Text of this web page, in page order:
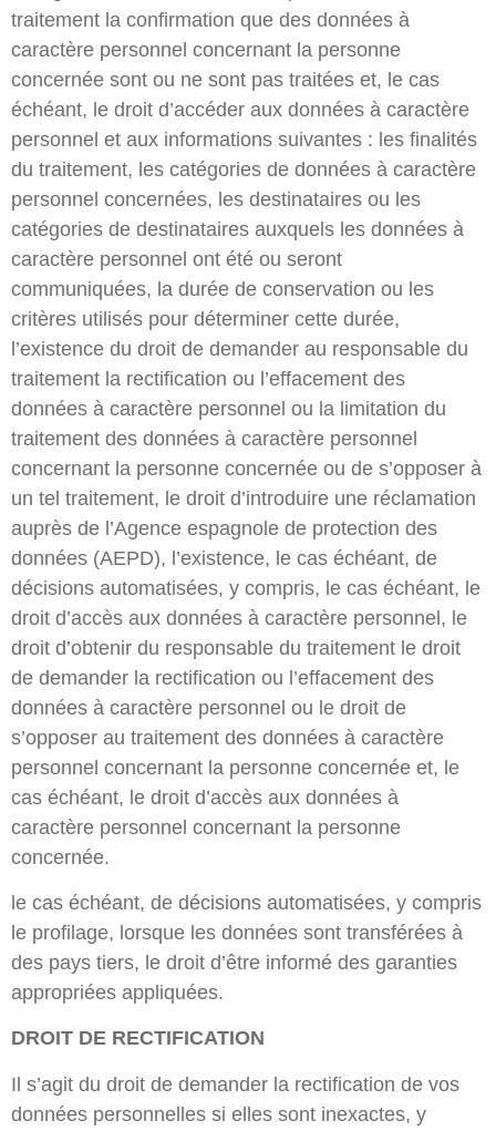
traitement la confirmation que des données à
caractère personnel concernant la personne
concernée sont ou ne sont pas traitées et, le cas
échéant, le droit d’accéder aux données à caractère
personnel et aux informations suivantes : les finalités
du traitement, les catégories de données à caractère
personnel concernées, les destinataires ou les
catégories de destinataires auxquels les données à
caractère personnel ont été ou seront
communiquées, la durée de conservation ou les
critères utilisés pour déterminer cette durée,
l’existence du droit de demander au responsable du
traitement la rectification ou l’effacement des
données à caractère personnel ou la limitation du
traitement des données à caractère personnel
concernant la personne concernée ou de s’opposer à
un tel traitement, le droit d’introduire une réclamation
auprès de l’Agence espagnole de protection des
données (AEPD), l’existence, le cas échéant, de
décisions automatisées, y compris, le cas échéant, le
droit d’accès aux données à caractère personnel, le
droit d’obtenir du responsable du traitement le droit
de demander la rectification ou l’effacement des
données à caractère personnel ou le droit de
s’opposer au traitement des données à caractère
personnel concernant la personne concernée et, le
cas échéant, le droit d’accès aux données à
caractère personnel concernant la personne
concernée.
le cas échéant, de décisions automatisées, y compris
le profilage, lorsque les données sont transférées à
des pays tiers, le droit d’être informé des garanties
appropriées appliquées.
DROIT DE RECTIFICATION
Il s’agit du droit de demander la rectification de vos
données personnelles si elles sont inexactes, y